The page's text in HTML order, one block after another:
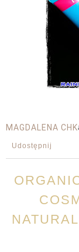
MAGDALENA CHK
Udostępnij